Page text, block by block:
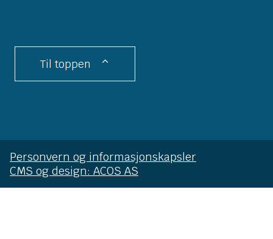
Til toppen
Personvern og informasjonskapsler
CMS og design: ACOS AS